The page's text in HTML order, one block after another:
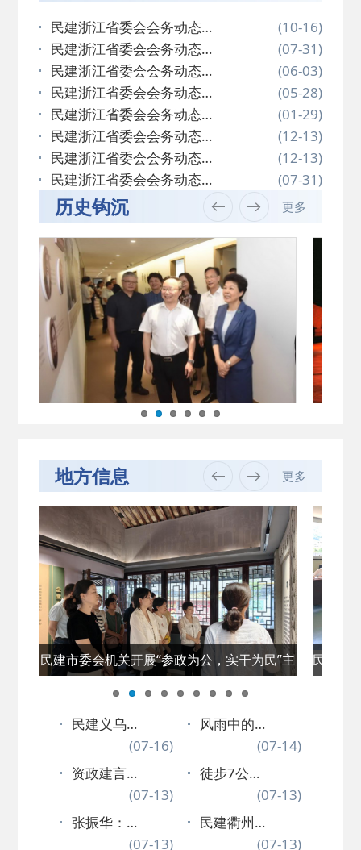
民建浙江省委会会务动态
（202…
(10-16)
民建浙江省委会会务动态
（202…
(07-31)
民建浙江省委会会务动态
（202…
(06-03)
民建浙江省委会会务动态
（202…
(05-28)
民建浙江省委会会务动态
（202…
(01-29)
民建浙江省委会会务动态
（202…
(12-13)
民建浙江省委会会务动态
（202…
(12-13)
民建浙江省委会会务动态
（202…
(07-31)
历史钩沉 更多
地方信息 更多
民建市委会机关开展“参政为公，实干为民”主
题教育现场教学活动
民建丽
民建义乌
第十次会
(07-16)
风雨中的
量：丽水
(07-14)
资政建言
献良策 同
心笃行促
发展 ——
(07-13)
徒步7公里
踏勘“红色
+户外”新
(07-13)
张振华：
(07-13)
民建衢州
(07-13)